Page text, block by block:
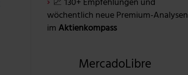
wöchentlich neue Premium-Analysen
im Aktienkompass
MercadoLibre